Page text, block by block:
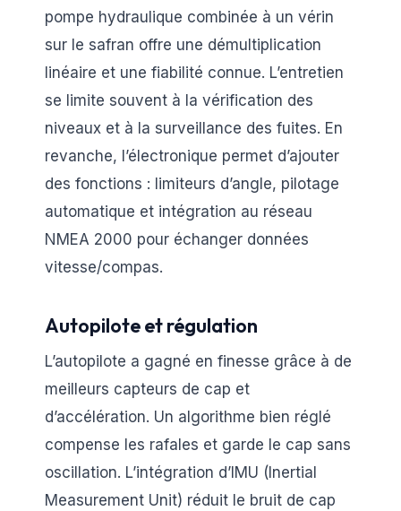
pompe hydraulique combinée à un vérin
sur le safran offre une démultiplication
linéaire et une fiabilité connue. L’entretien
se limite souvent à la vérification des
niveaux et à la surveillance des fuites. En
revanche, l’électronique permet d’ajouter
des fonctions : limiteurs d’angle, pilotage
automatique et intégration au réseau
NMEA 2000 pour échanger données
vitesse/compas.
Autopilote et régulation
L’autopilote a gagné en finesse grâce à de
meilleurs capteurs de cap et
d’accélération. Un algorithme bien réglé
compense les rafales et garde le cap sans
oscillation. L’intégration d’IMU (Inertial
Measurement Unit) réduit le bruit de cap